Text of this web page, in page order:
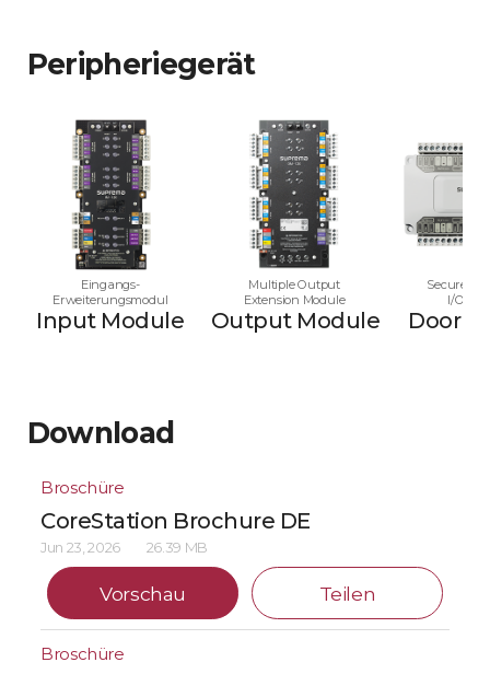
Peripheriegerät
Eingangs-
Erweiterungsmodul
Input Module
Multiple Output
Extension Module
Output Module
Secure
I/O
Door
Download
Broschüre
CoreStation Brochure DE
Jun 23, 2026 26.39 MB
Vorschau Teilen
Broschüre